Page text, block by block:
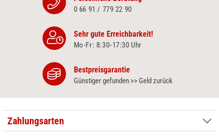
0 66 91 / 779 22 90
Sehr gute Erreichbarkeit!
Mo-Fr: 8:30‑17:30 Uhr
Bestpreisgarantie
Günstiger gefunden >> Geld zurück
Zahlungsarten